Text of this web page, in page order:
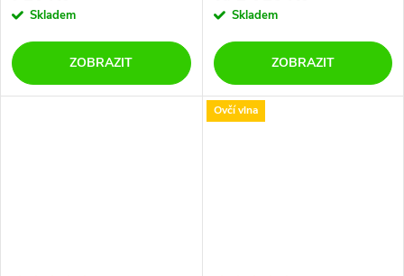
Skladem
ZOBRAZIT
Skladem
ZOBRAZIT
Ovčí vlna